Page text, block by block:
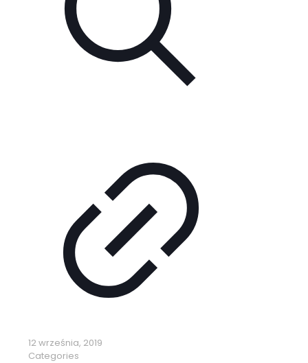
12 września, 2019
Categories